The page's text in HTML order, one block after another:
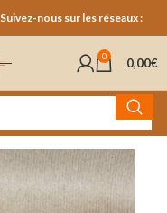
Suivez-nous sur les réseaux :
0 0,00€